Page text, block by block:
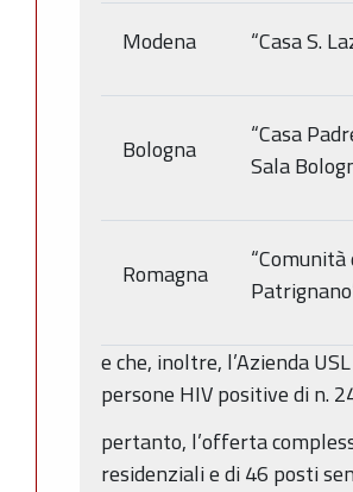
Modena “Casa S.
Bologna
“Casa
Sala
Romagna
“Comunità
e che, inoltre, l’Azienda
persone HIV positive di n.
pertanto, l’offerta
residenziali e di 46 posti